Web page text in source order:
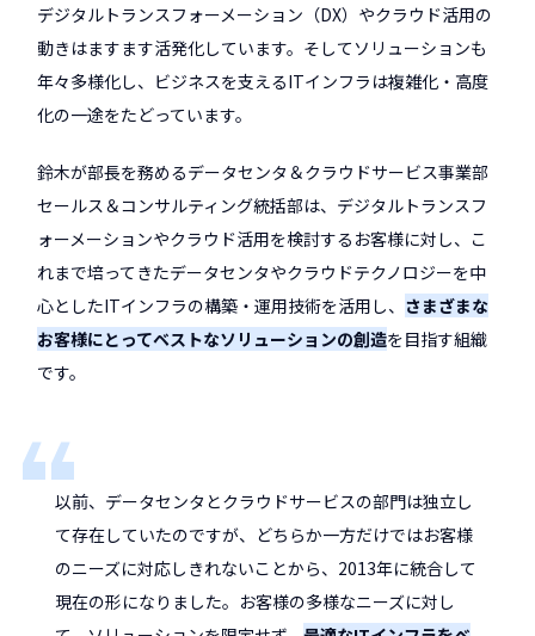
デジタルトランスフォーメーション（DX）やクラウド活用の
動きはますます活発化しています。そしてソリューションも
年々多様化し、ビジネスを支えるITインフラは複雑化・高度
化の一途をたどっています。
鈴木が部長を務めるデータセンタ＆クラウドサービス事業部
セールス＆コンサルティング統括部は、デジタルトランスフ
ォーメーションやクラウド活用を検討するお客様に対し、こ
れまで培ってきたデータセンタやクラウドテクノロジーを中
心としたITインフラの構築・運用技術を活用し、 さまざまな
お客様にとってベストなソリューションの創造を目指す組織
です。
以前、データセンタとクラウドサービスの部門は独立し
て存在していたのですが、どちらか一方だけではお客様
のニーズに対応しきれないことから、2013年に統合して
現在の形になりました。お客様の多様なニーズに対し